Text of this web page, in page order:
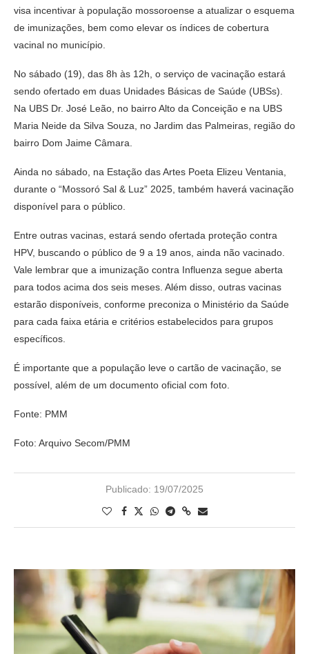
visa incentivar à população mossoroense a atualizar o esquema
de imunizações, bem como elevar os índices de cobertura
vacinal no município.
No sábado (19), das 8h às 12h, o serviço de vacinação estará
sendo ofertado em duas Unidades Básicas de Saúde (UBSs).
Na UBS Dr. José Leão, no bairro Alto da Conceição e na UBS
Maria Neide da Silva Souza, no Jardim das Palmeiras, região do
bairro Dom Jaime Câmara.
Ainda no sábado, na Estação das Artes Poeta Elizeu Ventania,
durante o “Mossoró Sal & Luz” 2025, também haverá vacinação
disponível para o público.
Entre outras vacinas, estará sendo ofertada proteção contra
HPV, buscando o público de 9 a 19 anos, ainda não vacinado.
Vale lembrar que a imunização contra Influenza segue aberta
para todos acima dos seis meses. Além disso, outras vacinas
estarão disponíveis, conforme preconiza o Ministério da Saúde
para cada faixa etária e critérios estabelecidos para grupos
específicos.
É importante que a população leve o cartão de vacinação, se
possível, além de um documento oficial com foto.
Fonte: PMM
Foto: Arquivo Secom/PMM
Publicado: 19/07/2025